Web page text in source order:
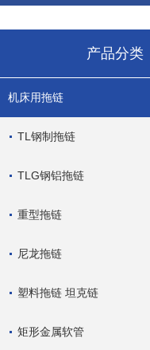
产品分类
机床用拖链
TL钢制拖链
TLG钢铝拖链
重型拖链
尼龙拖链
塑料拖链 坦克链
矩形金属软管